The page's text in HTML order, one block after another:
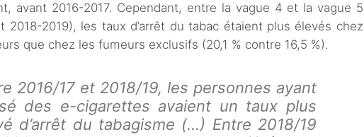
avant 2016-2017. Cependant, entre la vague 4 et la vague 5
2018-2019), les taux d’arrêt du tabac étaient plus élevés chez
que chez les fumeurs exclusifs (20,1 % contre 16,5 %).
2016/17 et 2018/19, les personnes ayant
des e-cigarettes avaient un taux plus
d’arrêt du tabagisme (…) Entre 2018/19